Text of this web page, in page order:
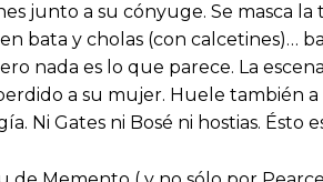
junto a su cónyuge. Se masca
bata y cholas (con calcetines)…
nada es lo que parece. La
a su mujer. Huele también
Ni Gates ni Bosé ni hostias. Ésto